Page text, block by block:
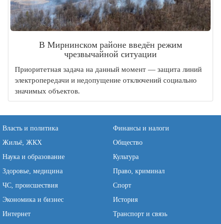
В Мирнинском районе введён режим
чрезвычайной ситуации
Приоритетная задача на данный момент — защита линий
электропередачи и недопущение отключений социально
значимых объектов.
Власть и политика
Финансы и налоги
Жильё, ЖКХ
Общество
Наука и образование
Культура
Здоровье, медицина
Право, криминал
ЧС, происшествия
Спорт
Экономика и бизнес
История
Интернет
Транспорт и связь